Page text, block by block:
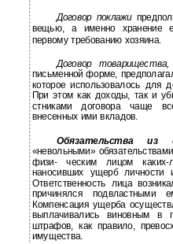
Договор поклажи
вещью, а именно хранение
первому требованию хозяина.
Договор
письменной форме,
которое использовалось для
При этом как доходы, так и
стниками договора чаще
внесенных ими вкладов.
Обязательства из
«невольными»
физи- ческим лицом каких-
наносивших ущерб личности
Ответственность лица
причинялся подвластными
Компенсация ущерба
выплачивались виновным в
штрафов, как правило,
имущества.